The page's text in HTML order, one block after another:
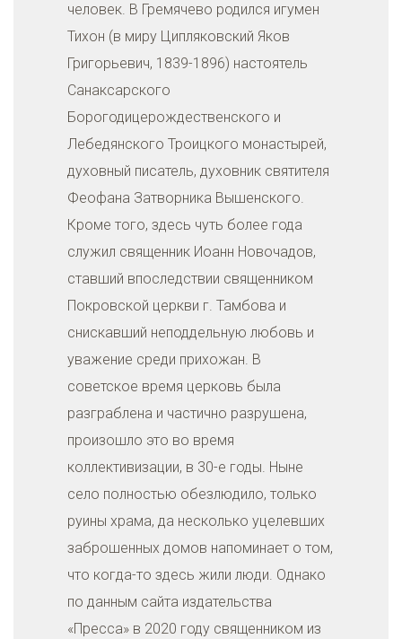
человек. В Гремячево родился игумен
Тихон (в миру Ципляковский Яков
Григорьевич, 1839-1896) настоятель
Санаксарского
Борогодицерождественского и
Лебедянского Троицкого монастырей,
духовный писатель, духовник святителя
Феофана Затворника Вышенского.
Кроме того, здесь чуть более года
служил священник Иоанн Новочадов,
ставший впоследствии священником
Покровской церкви г. Тамбова и
снискавший неподдельную любовь и
уважение среди прихожан. В
советское время церковь была
разграблена и частично разрушена,
произошло это во время
коллективизации, в 30-е годы. Ныне
село полностью обезлюдило, только
руины храма, да несколько уцелевших
заброшенных домов напоминает о том,
что когда-то здесь жили люди. Однако
по данным сайта издательства
«Пресса» в 2020 году священником из